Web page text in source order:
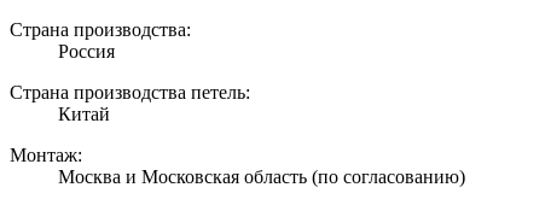
Страна производства:
Россия
Страна производства петель:
Китай
Монтаж:
Москва и Московская область (по согласованию)